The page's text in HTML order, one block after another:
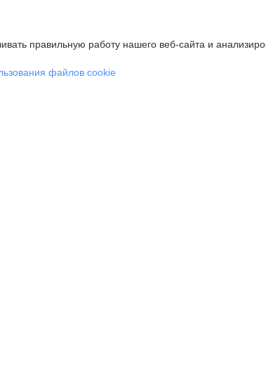
правильную работу нашего веб-сайта и
файлов cookie